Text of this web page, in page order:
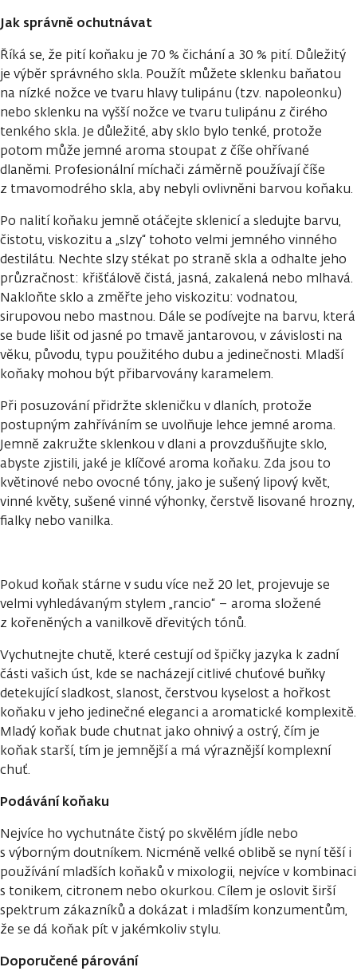
Jak správně ochutnávat
Říká se, že pití koňaku je 70 % čichání a 30 % pití. Důležitý
je výběr správného skla. Použít můžete sklenku baňatou
na nízké nožce ve tvaru hlavy tulipánu (tzv. napoleonku)
nebo sklenku na vyšší nožce ve tvaru tulipánu z čirého
tenkého skla. Je důležité, aby sklo bylo tenké, protože
potom může jemné aroma stoupat z číše ohřívané
dlaněmi. Profesionální míchači záměrně používají číše
z tmavomodrého skla, aby nebyli ovlivněni barvou koňaku.
Po nalití koňaku jemně otáčejte sklenicí a sledujte barvu,
čistotu, viskozitu a „slzy“ tohoto velmi jemného vinného
destilátu. Nechte slzy stékat po straně skla a odhalte jeho
průzračnost: křišťálově čistá, jasná, zakalená nebo mlhavá.
Nakloňte sklo a změřte jeho viskozitu: vodnatou,
sirupovou nebo mastnou. Dále se podívejte na barvu, která
se bude lišit od jasné po tmavě jantarovou, v závislosti na
věku, původu, typu použitého dubu a jedinečnosti. Mladší
koňaky mohou být přibarvovány karamelem.
Při posuzování přidržte skleničku v dlaních, protože
postupným zahříváním se uvolňuje lehce jemné aroma.
Jemně zakružte sklenkou v dlani a provzdušňujte sklo,
abyste zjistili, jaké je klíčové aroma koňaku. Zda jsou to
květinové nebo ovocné tóny, jako je sušený lipový květ,
vinné květy, sušené vinné výhonky, čerstvě lisované hrozny,
fialky nebo vanilka.
Pokud koňak stárne v sudu více než 20 let, projevuje se
velmi vyhledávaným stylem „rancio“ – aroma složené
z kořeněných a vanilkově dřevitých tónů.
Vychutnejte chutě, které cestují od špičky jazyka k zadní
části vašich úst, kde se nacházejí citlivé chuťové buňky
detekující sladkost, slanost, čerstvou kyselost a hořkost
koňaku v jeho jedinečné eleganci a aromatické komplexitě.
Mladý koňak bude chutnat jako ohnivý a ostrý, čím je
koňak starší, tím je jemnější a má výraznější komplexní
chuť.
Podávání koňaku
Nejvíce ho vychutnáte čistý po skvělém jídle nebo
s výborným doutníkem. Nicméně velké oblibě se nyní těší i
používání mladších koňaků v mixologii, nejvíce v kombinaci
s tonikem, citronem nebo okurkou. Cílem je oslovit širší
spektrum zákazníků a dokázat i mladším konzumentům,
že se dá koňak pít v jakémkoliv stylu.
Doporučené párování